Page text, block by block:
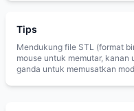
Tips
Mendukung file STL (format
mouse untuk memutar, kanan
ganda untuk memusatkan